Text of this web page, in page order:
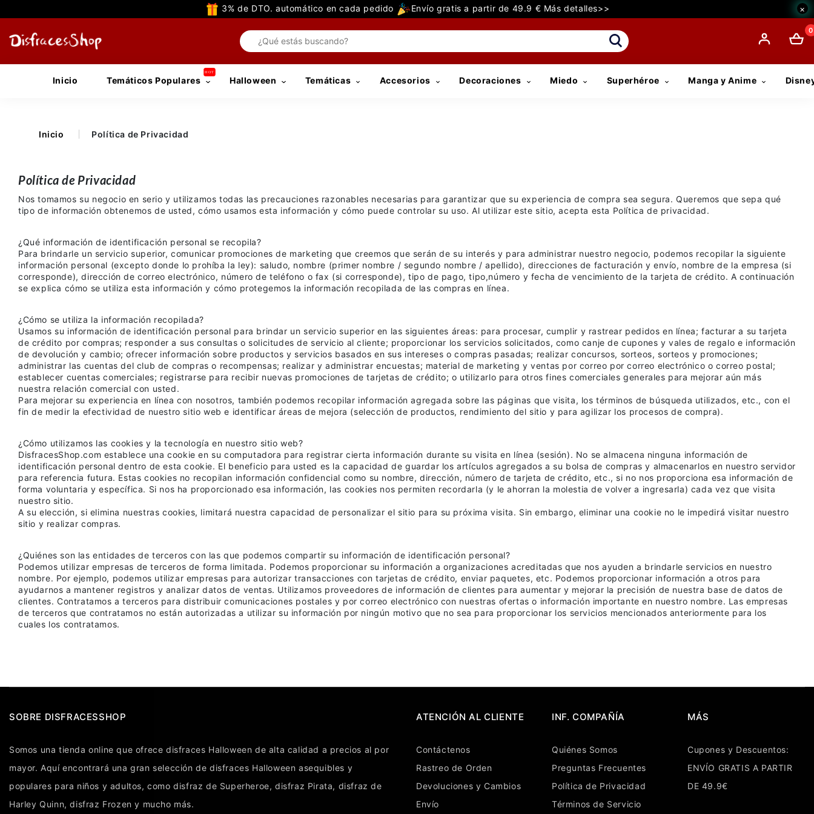
3% de DTO. automático en cada pedido Envío gratis a partir de 49.9 € Más detalles>> ×
0
Inicio Temáticos Populares Halloween Temáticas Accesorios Decoraciones Miedo Superhéroe Manga y Anime
Inicio Política de Privacidad
Política de Privacidad
Nos tomamos su negocio en serio y utilizamos todas las precauciones razonables necesarias para garantizar que su experiencia de compra sea segura. Queremos que sepa qué
tipo de información obtenemos de usted, cómo usamos esta información y cómo puede controlar su uso. Al utilizar este sitio, acepta esta Política de privacidad.
¿Qué información de identificación personal se recopila?
Para brindarle un servicio superior, comunicar promociones de marketing que creemos que serán de su interés y para administrar nuestro negocio, podemos recopilar la siguiente
información personal (excepto donde lo prohíba la ley): saludo, nombre (primer nombre / segundo nombre / apellido), direcciones de facturación y envío, nombre de la empresa (si
corresponde), dirección de correo electrónico, número de teléfono o fax (si corresponde), tipo de pago, tipo,número y fecha de vencimiento de la tarjeta de crédito. A continuación
se explica cómo se utiliza esta información y cómo protegemos la información recopilada de las compras en línea.
¿Cómo se utiliza la información recopilada?
Usamos su información de identificación personal para brindar un servicio superior en las siguientes áreas: para procesar, cumplir y rastrear pedidos en línea; facturar a su tarjeta
de crédito por compras; responder a sus consultas o solicitudes de servicio al cliente; proporcionar los servicios solicitados, como canje de cupones y vales de regalo e información
de devolución y cambio; ofrecer información sobre productos y servicios basados ​​en sus intereses o compras pasadas; realizar concursos, sorteos, sorteos y promociones;
administrar las cuentas del club de compras o recompensas; realizar y administrar encuestas; material de marketing y ventas por correo por correo electrónico o correo postal;
establecer cuentas comerciales; registrarse para recibir nuevas promociones de tarjetas de crédito; o utilizarlo para otros fines comerciales generales para mejorar aún más
nuestra relación comercial con usted.
Para mejorar su experiencia en línea con nosotros, también podemos recopilar información agregada sobre las páginas que visita, los términos de búsqueda utilizados, etc., con el
fin de medir la efectividad de nuestro sitio web e identificar áreas de mejora (selección de productos, rendimiento del sitio y para agilizar los procesos de compra).
¿Cómo utilizamos las cookies y la tecnología en nuestro sitio web?
DisfracesShop.com establece una cookie en su computadora para registrar cierta información durante su visita en línea (sesión). No se almacena ninguna información de
identificación personal dentro de esta cookie. El beneficio para usted es la capacidad de guardar los artículos agregados a su bolsa de compras y almacenarlos en nuestro servidor
para referencia futura. Estas cookies no recopilan información confidencial como su nombre, dirección, número de tarjeta de crédito, etc., si no nos proporciona esa información de
forma voluntaria y específica. Si nos ha proporcionado esa información, las cookies nos permiten recordarla (y le ahorran la molestia de volver a ingresarla) cada vez que visita
nuestro sitio.
A su elección, si elimina nuestras cookies, limitará nuestra capacidad de personalizar el sitio para su próxima visita. Sin embargo, eliminar una cookie no le impedirá visitar nuestro
sitio y realizar compras.
¿Quiénes son las entidades de terceros con las que podemos compartir su información de identificación personal?
Podemos utilizar empresas de terceros de forma limitada. Podemos proporcionar su información a organizaciones acreditadas que nos ayuden a brindarle servicios en nuestro
nombre. Por ejemplo, podemos utilizar empresas para autorizar transacciones con tarjetas de crédito, enviar paquetes, etc. Podemos proporcionar información a otros para
ayudarnos a mantener registros y analizar datos de ventas. Utilizamos proveedores de información de clientes para aumentar y mejorar la precisión de nuestra base de datos de
clientes. Contratamos a terceros para distribuir comunicaciones postales y por correo electrónico con nuestras ofertas o información importante en nuestro nombre. Las empresas
de terceros que contratamos no están autorizadas a utilizar su información por ningún motivo que no sea para proporcionar los servicios mencionados anteriormente para los
cuales los contratamos.
SOBRE DISFRACESSHOP
Somos una tienda online que ofrecedisfraces Halloween de alta calidad a precios al por
mayor. Aquí encontrará una gran selección dedisfraces Halloween asequibles y
populares para niños y adultos, comodisfraz de Superheroe,disfraz Pirata, disfraz de
Harley Quinn,disfraz Frozen y mucho más.
ATENCIÓN AL CLIENTE
Contáctenos
Rastreo de Orden
Devoluciones y Cambios
Envío
INF. COMPAÑÍA
Quiénes Somos
Preguntas Frecuentes
Política de Privacidad
Términos de Servicio
MÁS
Cupones y Descuentos:
ENVÍO GRATIS A PARTIR
DE 49.9€